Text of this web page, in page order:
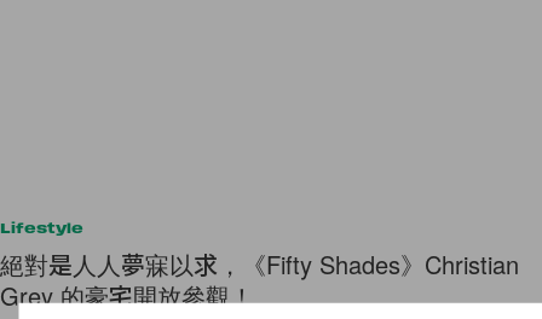
Lifestyle
絕對是人人夢寐以求，《Fifty Shades》Christian
Grey 的豪宅開放參觀！